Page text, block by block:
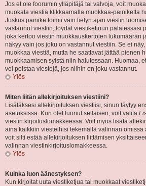
Jos et ole foorumin ylläpitäjä tai valvoja, voit
muokata viestiä klikkaamalla muokkaa-painiketta
Joskus painike toimii vain tietyn ajan viestin
vastannut viestiin, löydät viestiketjuun palatessasi
joka kertoo viestin muokkauskertojen lukumäärän
näkyy vain jos joku on vastannut viestiin. Se ei
muokkaa viestiä, mutta he saattavat jättää pienen
muokkaamisen syistä niin halutessaan. Huomaa,
voi poistaa viestejä, jos niihin on joku vastannut.
Ylös
Miten liitän allekirjoituksen viestiini?
Lisätäksesi allekirjoituksen viestiisi, sinun täytyy
asetuksissa. Kun olet luonut sellaisen, voit valita
viestin kirjoituslomakkeessa. Voit myös lisätä
aina kaikkiin viesteihisi tekemällä valinnan omissa
voit silti estää allekirjoituksen liittämisen
valinnan viestinkirjoituslomakkeessa.
Ylös
Kuinka luon äänestyksen?
Kun kirjoitat uuta viestiketjua tai muokkaat